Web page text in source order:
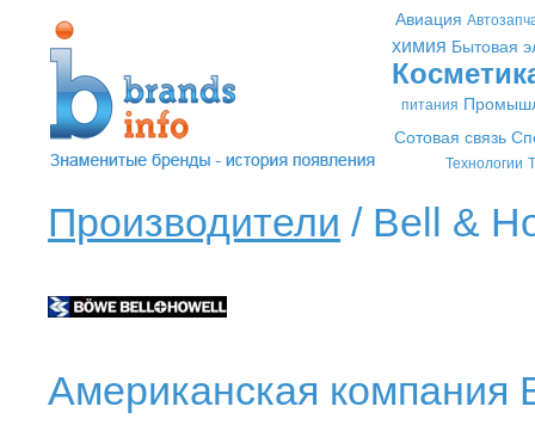
Авиация
химия Бытовая
питания
Сотовая связь
Технологии
Производители / Bell &
Американская компания